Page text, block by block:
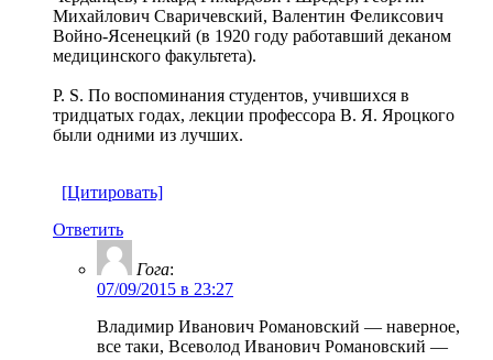
Михайлович Сваричевский, Валентин Феликсович
Войно-Ясенецкий (в 1920 году работавший деканом
медицинского факультета).
P. S. По воспоминания студентов, учившихся в
тридцатых годах, лекции профессора В. Я. Яроцкого
были одними из лучших.
[Цитировать]
Ответить
Гога:
07/09/2015 в 23:27
Владимир Иванович Романовский — наверное,
все таки, Всеволод Иванович Романовский —